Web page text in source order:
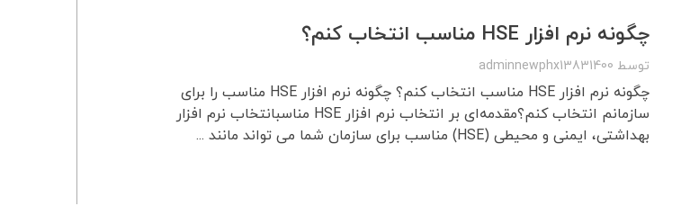
چگونه نرم افزار HSE مناسب انتخاب کنم؟
توسط adminnewphx13831400
چگونه نرم افزار HSE مناسب انتخاب کنم؟ چگونه نرم افزار HSE مناسب را برای
سازمانم انتخاب کنم؟مقدمه‌ای بر انتخاب نرم‌ افزار HSE مناسبانتخاب نرم افزار
بهداشتی، ایمنی و محیطی (HSE) مناسب برای سازمان شما می تواند مانند ...